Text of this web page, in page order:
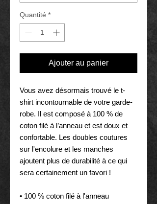
Quantité *
Ajouter au panier
Vous avez désormais trouvé le t-
shirt incontournable de votre garde-
robe. Il est composé à 100 % de
coton filé à l’anneau et est doux et
confortable. Les doubles coutures
sur l'encolure et les manches
ajoutent plus de durabilité à ce qui
sera certainement un favori !
• 100 % coton filé à l'anneau